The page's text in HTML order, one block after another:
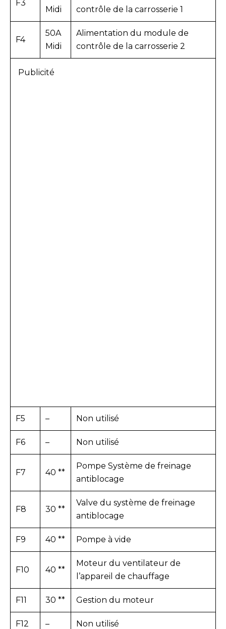
F3
Midi
contrôle de la carrosserie 1
F4
50A
Midi
Alimentation du module de
contrôle de la carrosserie 2
Publicité
F5 – Non utilisé
F6 – Non utilisé
F7 40 **
Pompe Système de freinage
antiblocage
F8 30 **
Valve du système de freinage
antiblocage
F9 40 ** Pompe à vide
F10 40 **
Moteur du ventilateur de
l’appareil de chauffage
F11 30 ** Gestion du moteur
F12 – Non utilisé